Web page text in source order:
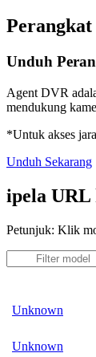
Unduh
Agent DVR
mendukung
*Untuk akses
Unduh Sekarang
ipela URL
Petunjuk: Klik
Unknown
Unknown